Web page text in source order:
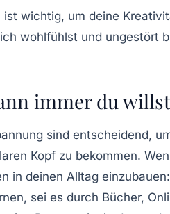
ist wichtig, um deine
wohlfühlst und ungestört
immer du willst
sind entscheidend,
Kopf zu bekommen.
in deinen Alltag einzubauen:
sei es durch Bücher,